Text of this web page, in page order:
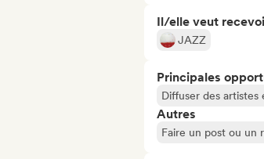
Il/elle veut
JAZZ
Principales
Diffuser des artistes
Autres
Faire un post ou un